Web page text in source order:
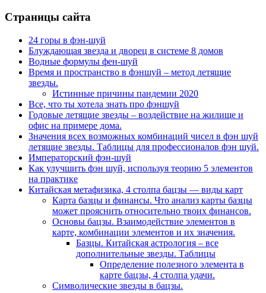
Страницы сайта
24 горы в фэн-шуй
Блуждающая звезда и дворец в системе 8 домов
Водные формулы фен-шуй
Время и пространство в фэншуй – метод летящие
звезды.
Истинные причины пандемии 2020
Все, что ты хотела знать про фэншуй
Годовые летящие звезды – воздействие на жилище и
офис на примере дома.
Значения всех возможных комбинаций чисел в фэн шуй
летящие звезды. Таблицы для профессионалов фэн шуй.
Императорский фэн-шуй
Как улучшить фэн шуй, используя теорию 5 элементов
на практике
Китайская метафизика, 4 столпа бацзы — виды карт
Карта базцы и финансы. Что анализ карты базцы
может прояснить относительно твоих финансов.
Основы бацзы. Взаимодействие элементов в
карте, комбинации элементов и их значения.
Базцы. Китайская астрология – все
дополнительные звезды. Таблицы
Определение полезного элемента в
карте бацзы, 4 столпа удачи.
Символические звезды в бацзы.